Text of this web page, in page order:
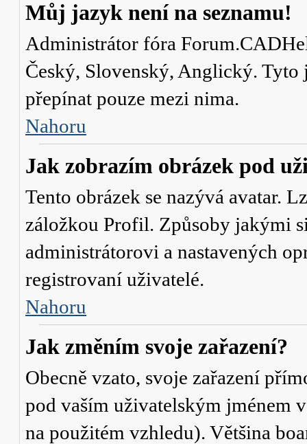
Můj jazyk není na seznamu!
Administrátor fóra
Český, Slovenský, Anglický.
přepínat pouze mezi nima.
Nahoru
Jak zobrazím obrázek pod
Tento obrázek se nazývá avatar.
záložkou Profil. Způsoby jakými
administrátorovi a nastavených
registrovaní uživatelé.
Nahoru
Jak změním svoje zařazení?
Obecně vzato, svoje zařazení
pod vaším uživatelským jménem
na použitém vzhledu). Většina